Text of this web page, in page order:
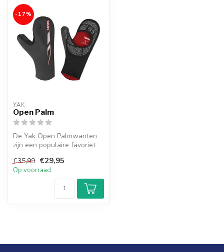
-17%
YAK
Open Palm
De Yak Open Palmwanten
zijn een populaire favoriet
zond...
€35,99 €29,95
Op voorraad